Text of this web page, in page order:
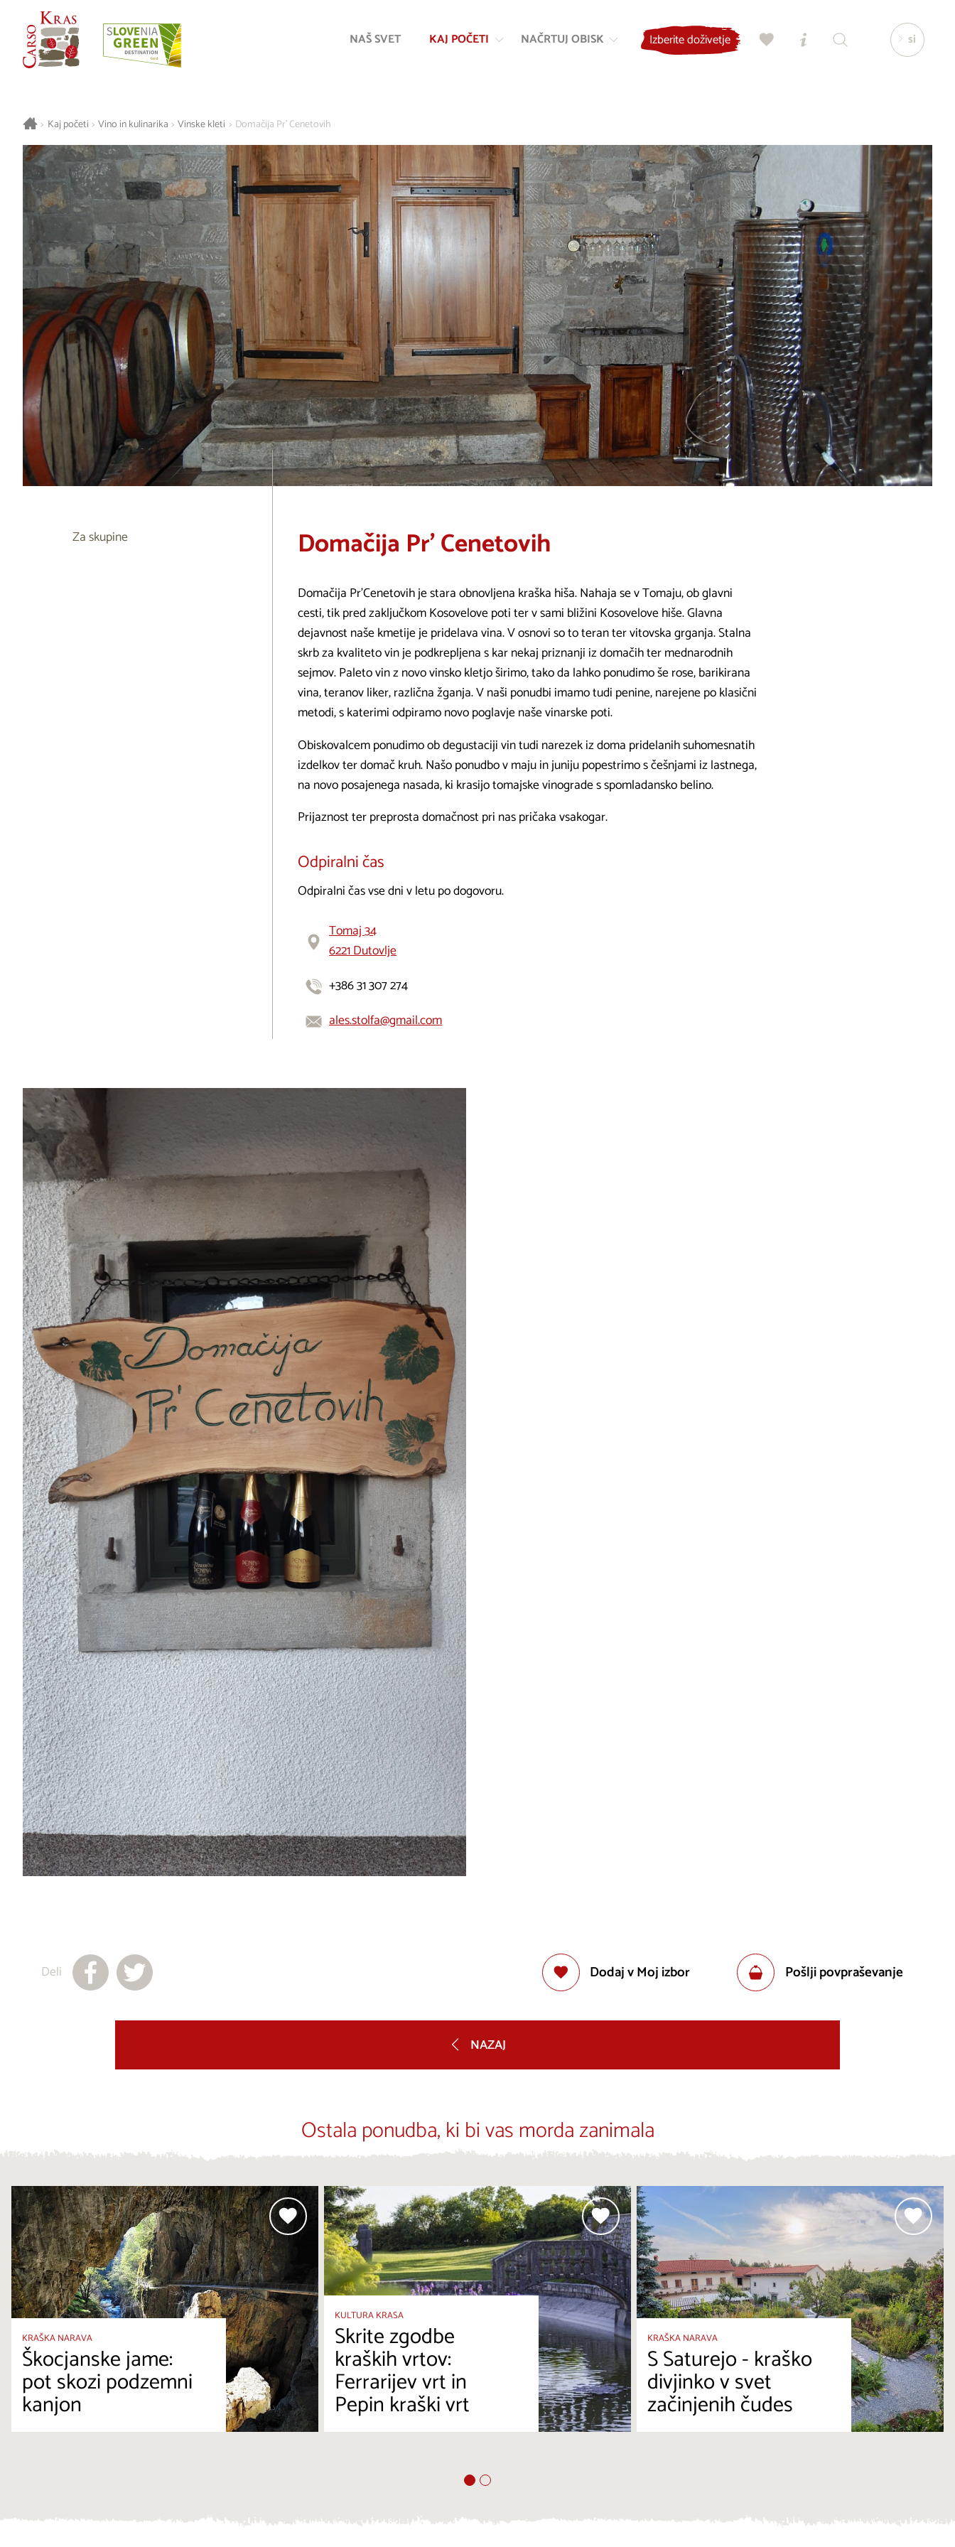
vsebino
NAŠ SVET KAJ POČETI NAČRTUJ OBISK Izberite doživetje si
> Kaj početi > Vino in kulinarika > Vinske kleti > Domačija Pr' Cenetovih
Domačija Pr' Cenetovih
Domačija Pr'Cenetovih je stara obnovljena kraška hiša. Nahaja se v Tomaju, ob glavni
cesti, tik pred zaključkom Kosovelove poti ter v sami bližini Kosovelove hiše. Glavna
dejavnost naše kmetije je pridelava vina. V osnovi so to teran ter vitovska grganja. Stalna
skrb za kvaliteto vin je podkrepljena s kar nekaj priznanji iz domačih ter mednarodnih
sejmov. Paleto vin z novo vinsko kletjo širimo, tako da lahko ponudimo še rose, barikirana
vina, teranov liker, različna žganja. V naši ponudbi imamo tudi penine, narejene po klasični
metodi, s katerimi odpiramo novo poglavje naše vinarske poti.
Obiskovalcem ponudimo ob degustaciji vin tudi narezek iz doma pridelanih suhomesnatih
izdelkov ter domač kruh. Našo ponudbo v maju in juniju popestrimo s češnjami iz lastnega,
na novo posajenega nasada, ki krasijo tomajske vinograde s spomladansko belino.
Prijaznost ter preprosta domačnost pri nas pričaka vsakogar.
Odpiralni čas
Odpiralni čas vse dni v letu po dogovoru.
Tomaj 34
6221 Dutovlje
+386 31 307 274
ales.stolfa@gmail.com
Za skupine
Dodaj v Moj izbor Pošlji povpraševanje
Deli
NAZAJ
Ostala ponudba, ki bi vas morda zanimala
KRAŠKA NARAVA
Škocjanske jame:
pot skozi podzemni
kanjon
KULTURA KRASA
Skrite zgodbe
kraških vrtov:
Ferrarijev vrt in
Pepin kraški vrt
KRAŠKA NARAVA
S Saturejo - kraško
divjinko v svet
začinjenih čudes